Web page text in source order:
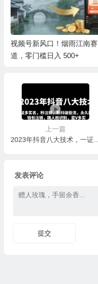
视频号新风口！烟雨江南赛
道，零门槛日入 500+
上一篇
发表评论